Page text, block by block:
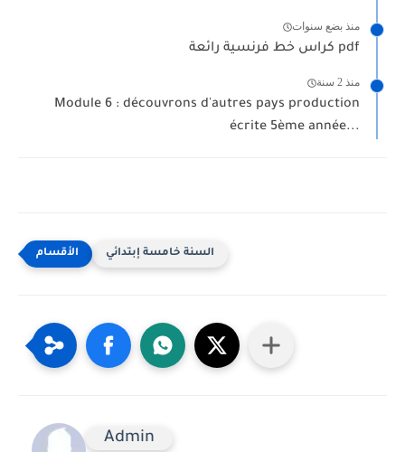
منذ بضع سنوات
كراس خط فرنسية رائعة pdf
منذ 2 سنة
Module 6 : découvrons d'autres pays production
écrite 5ème année...
السنة خامسة إبتدائي
Admin